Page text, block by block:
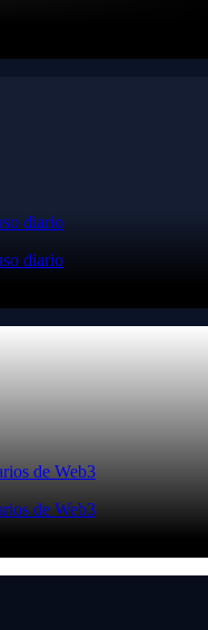
diario
diario
de Web3
de Web3